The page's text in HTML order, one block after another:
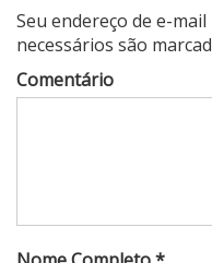
Seu endereço de e-
necessários são
Comentário